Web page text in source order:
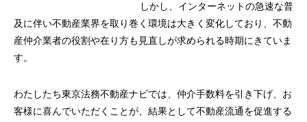
しかし、インターネットの急速な普
及に伴い不動産業界を取り巻く環境は大きく変化しており、不動
産仲介業者の役割や在り方も見直しが求められる時期にきていま
す。
わたしたち東京法務不動産ナビでは、仲介手数料を引き下げ、お
客様に喜んでいただくことが、結果として不動産流通を促進する